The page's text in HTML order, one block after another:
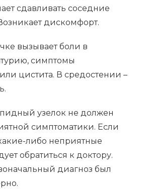
сдавливать соседние
дискомфорт.
вызывает боли в
симптомы
цистита. В средостении –
узелок не должен
симптоматики. Если
либо неприятные
обратиться к доктору.
диагноз был